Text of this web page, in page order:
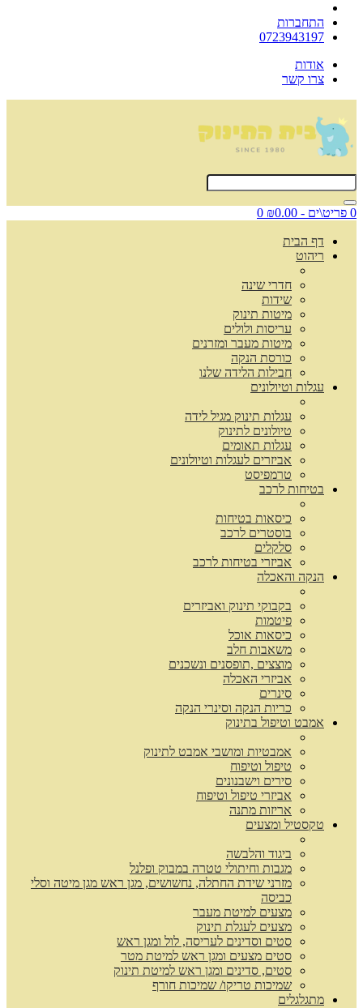
התחברות
0723943197
אודות
צרו קשר
0 פריט\ים - ₪0.00 0
דף הבית
ריהוט
חדרי שינה
שידות
מיטות תינוק
עריסות ולולים
מיטות מעבר ומזרנים
כורסת הנקה
חבילות הלידה שלנו
עגלות וטיולונים
עגלות תינוק מגיל לידה
טיולונים לתינוק
עגלות תאומים
אביזרים לעגלות וטיולונים
טרמפיסט
בטיחות לרכב
כיסאות בטיחות
בוסטרים לרכב
סלקלים
אביזרי בטיחות לרכב
הנקה והאכלה
בקבוקי תינוק ואביזרים
פיטמות
כיסאות אוכל
משאבות חלב
מוצצים ,תופסנים ונשכנים
אביזרי האכלה
סינרים
כריות הנקה וסינרי הנקה
אמבט וטיפול בתינוק
אמבטיות ומושבי אמבט לתינוק
טיפול וטיפוח
סירים וישבנונים
אביזרי טיפול וטיפוח
אריזות מתנה
טקסטיל ומצעים
ביגוד והלבשה
מגבות וחיתולי טטרה במבוק ופלנל
מזרני שידת החתלה, נחשושים, מגן ראש מגן מיטה וסלי
כביסה
מצעים למיטת מעבר
מצעים לעגלת תינוק
סטים וסדינים לעריסה, לול ומגן ראש
סטים מצעים ומגן ראש למיטת מטר
סטים, סדינים ומגן ראש למיטת תינוק
שמיכות טריקו/ שמיכות חורף
מתגלגלים